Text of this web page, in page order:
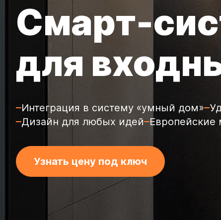
Смарт-
для
Интеграция в систему «умный дом»
Дизайн для любых идей
Европейские
Узнать цену под ключ